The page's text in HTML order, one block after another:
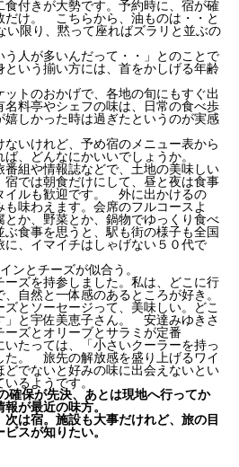
食付きが大勢です。予約時に、宿が確
だけ。 こちらから、油ものは・・と
い限り、黙って座ればズラリと並ぶの
う人が多いんだって・・」とのことで
という揃い方には、首をかしげる年齢
トのおかげで、各地の旬にもすぐ出
料亭やシェフの味は、日常の食べ歩
嬉しかった時は過ぎたというのが実感
いけれど、予め宿のメニュー表から
、どんなにかいいでしょうか。
番組や情報誌などで、土地の美味しい
宿では朝食だけにして、昼と夜は食事
イルも歓迎です。 外に出かけるの
味わえます。会席のフルコースよ
とか、野菜とか、鍋物でゆっくり食べ
食事を思うと、駅も街の様子も全国
、イマイチはしゃげない５０代で
とチーズが似合う。
ーズを持参しました。私は、どこに行
自然と一体感のあるところが好き。
とソーセージって、美味しい。どこ
」と宇佐美恵子さん。 安達みゆきさ
ーズとオリーブとサラミが定番
たっては、「小さいクーラーを持っ
た。 旅先の解放感を盛り上げるワイ
どでないと好みの味に出会えないとい
るようです。
保が先決、あとは現地へ行ってか
が最近の味方。
は宿。施設も大事だけれど、旅の目
スが知りたい。
。